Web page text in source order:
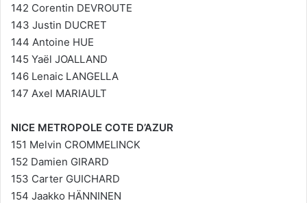
142 Corentin DEVROUTE
143 Justin DUCRET
144 Antoine HUE
145 Yaël JOALLAND
146 Lenaic LANGELLA
147 Axel MARIAULT
NICE METROPOLE COTE D’AZUR
151 Melvin CROMMELINCK
152 Damien GIRARD
153 Carter GUICHARD
154 Jaakko HÄNNINEN